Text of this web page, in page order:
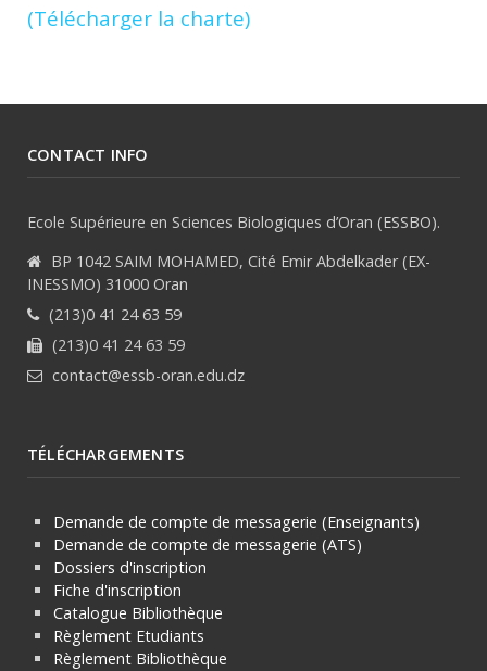
(Télécharger la charte)
CONTACT INFO
Ecole Supérieure en Sciences Biologiques d’Oran (ESSBO).
BP 1042 SAIM MOHAMED, Cité Emir Abdelkader (EX-
INESSMO) 31000 Oran
(213)0 41 24 63 59
(213)0 41 24 63 59
contact@essb-oran.edu.dz
TÉLÉCHARGEMENTS
Demande de compte de messagerie (Enseignants)
Demande de compte de messagerie (ATS)
Dossiers d'inscription
Fiche d'inscription
Catalogue Bibliothèque
Règlement Etudiants
Règlement Bibliothèque